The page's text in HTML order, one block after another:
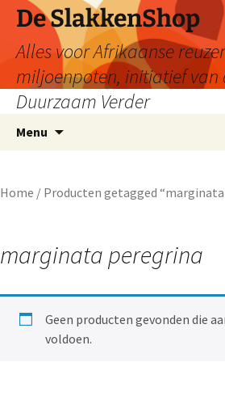
De SlakkenShop
Alles voor Afrikaanse
miljoenpoten, initiatief van
Duurzaam Verder
Menu
Home / Producten getagged
marginata peregrina
Geen producten gevonden die
voldoen.